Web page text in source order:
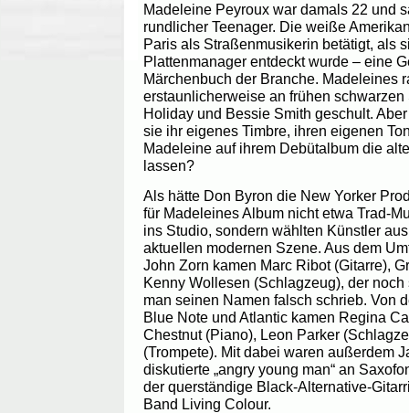
Madeleine Peyroux war damals 22 und
rundlicher Teenager. Die weiße
Paris als Straßenmusikerin betätigt, als
Plattenmanager entdeckt wurde – eine
Märchenbuch der Branche. Madeleines
erstaunlicherweise an frühen
Holiday und Bessie Smith geschult.
sie ihr eigenes Timbre, ihren eigenen
Madeleine auf ihrem Debütalbum die
lassen?
Als hätte Don Byron die New Yorker
für Madeleines Album nicht etwa Trad-
ins Studio, sondern wählten Künstler
aktuellen modernen Szene. Aus dem
John Zorn kamen Marc Ribot (Gitarre),
Kenny Wollesen (Schlagzeug), der
man seinen Namen falsch schrieb. Von
Blue Note und Atlantic kamen Regina
Chestnut (Piano), Leon Parker
(Trompete). Mit dabei waren außerdem
diskutierte „angry young man“ an
der querständige Black-Alternative-
Band Living Colour.